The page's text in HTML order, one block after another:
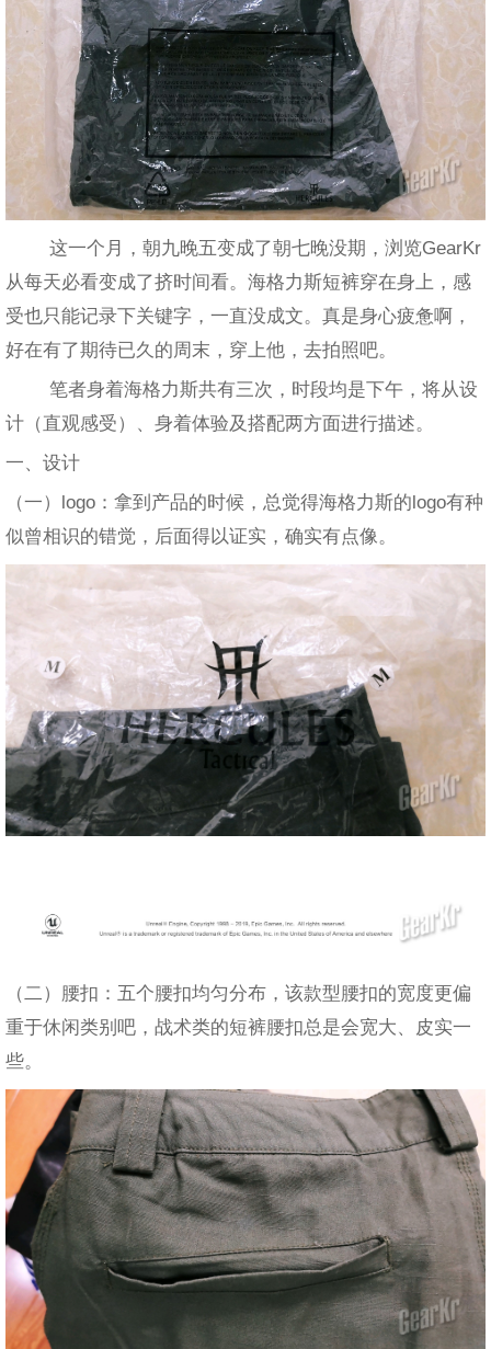
这一个月，朝九晚五变成了朝七晚没期，浏览GearKr
从每天必看变成了挤时间看。海格力斯短裤穿在身上，感
受也只能记录下关键字，一直没成文。真是身心疲惫啊，
好在有了期待已久的周末，穿上他，去拍照吧。
笔者身着海格力斯共有三次，时段均是下午，将从设
计（直观感受）、身着体验及搭配两方面进行描述。
一、设计
（一）logo：拿到产品的时候，总觉得海格力斯的logo有种
似曾相识的错觉，后面得以证实，确实有点像。
（二）腰扣：五个腰扣均匀分布，该款型腰扣的宽度更偏
重于休闲类别吧，战术类的短裤腰扣总是会宽大、皮实一
些。